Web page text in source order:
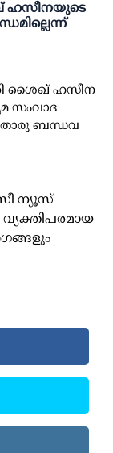
ഹസീനയുടെ
ശൈഖ് ഹസീന
സംവാദ
ബന്ധവ
ന്യൂസ്